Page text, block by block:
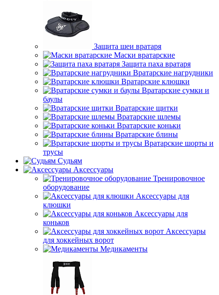
Защита шеи вратаря
Маски вратарские
Защита паха вратаря
Вратарские нагрудники
Вратарские клюшки
Вратарские сумки и
баулы
Вратарские щитки
Вратарские шлемы
Вратарские коньки
Вратарские блины
Вратарские шорты и
трусы
Судьям
Аксессуары
Тренировочное
оборудование
Аксессуары для
клюшки
Аксессуары для
коньков
Аксессуары
для хоккейных ворот
Медикаменты